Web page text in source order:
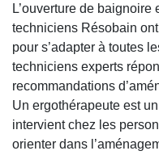
L’ouverture de
techniciens Résobain
pour s’adapter à toutes
techniciens experts
recommandations
Un ergothérapeute est
intervient chez les
orienter dans